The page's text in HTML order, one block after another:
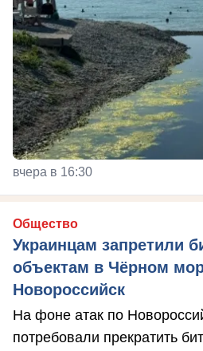
вчера в 16:30
Общество
Украинцам запретили
объектам в Чёрном
Новороссийск
На фоне атак по
потребовали прекратить